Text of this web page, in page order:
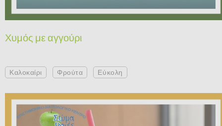
Χυμός με αγγούρι
Καλοκαίρι Φρούτα Εύκολη